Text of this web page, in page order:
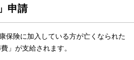
申請
保険に加入している方が亡くなられた
」が支給されます。